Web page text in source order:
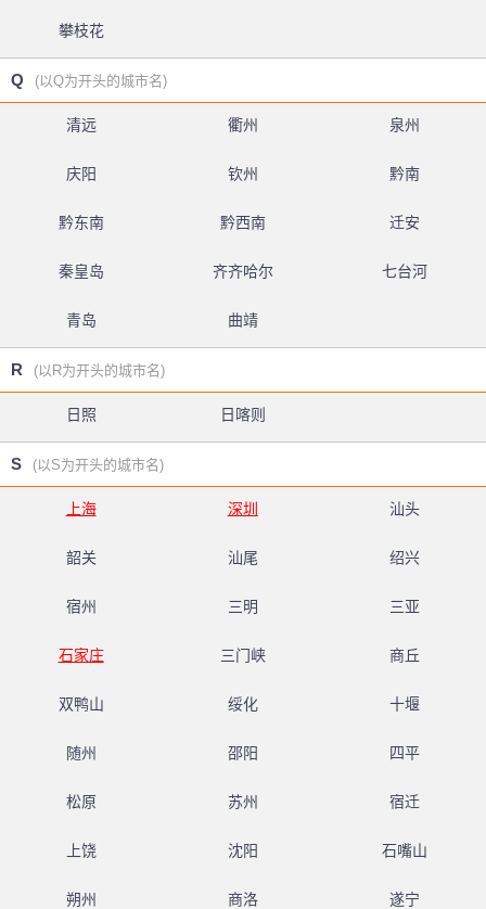
攀枝花
Q (以Q为开头的城市名)
清远 衢州 泉州
庆阳 钦州 黔南
黔东南 黔西南 迁安
秦皇岛 齐齐哈尔 七台河
青岛 曲靖
R (以R为开头的城市名)
日照 日喀则
S (以S为开头的城市名)
上海 深圳 汕头
韶关 汕尾 绍兴
宿州 三明 三亚
石家庄 三门峡 商丘
双鸭山 绥化 十堰
随州 邵阳 四平
松原 苏州 宿迁
上饶 沈阳 石嘴山
朔州 商洛 遂宁